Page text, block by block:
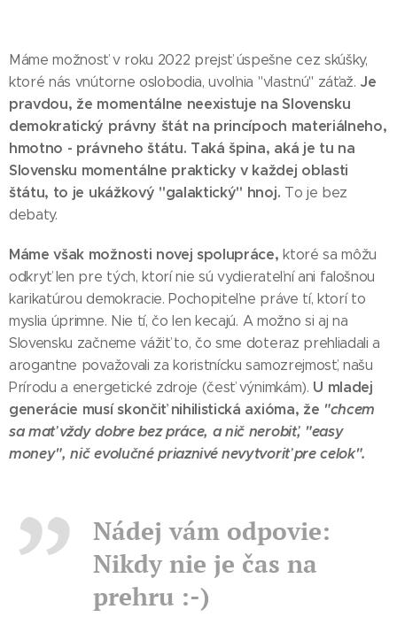
Máme možnosť v roku 2022 prejsť úspešne cez skúšky,
ktoré nás vnútorne oslobodia, uvoľnia "vlastnú" záťaž. Je
pravdou, že momentálne neexistuje na Slovensku
demokratický právny štát na princípoch materiálneho,
hmotno - právneho štátu. Taká špina, aká je tu na
Slovensku momentálne prakticky v každej oblasti
štátu, to je ukážkový "galaktický" hnoj. To je bez
debaty.
Máme však možnosti novej spolupráce, ktoré sa môžu
odkryť len pre tých, ktorí nie sú vydierateľní ani falošnou
karikatúrou demokracie. Pochopiteľne práve tí, ktorí to
myslia úprimne. Nie tí, čo len kecajú. A možno si aj na
Slovensku začneme vážiť to, čo sme doteraz prehliadali a
arogantne považovali za koristnícku samozrejmosť, našu
Prírodu a energetické zdroje (česť výnimkám). U mladej
generácie musí skončiť nihilistická axióma, že "chcem
sa mať vždy dobre bez práce, a nič nerobiť, "easy
money", nič evolučné priaznivé nevytvoriť pre celok".
Nádej vám odpovie:
Nikdy nie je čas na
prehru :-)